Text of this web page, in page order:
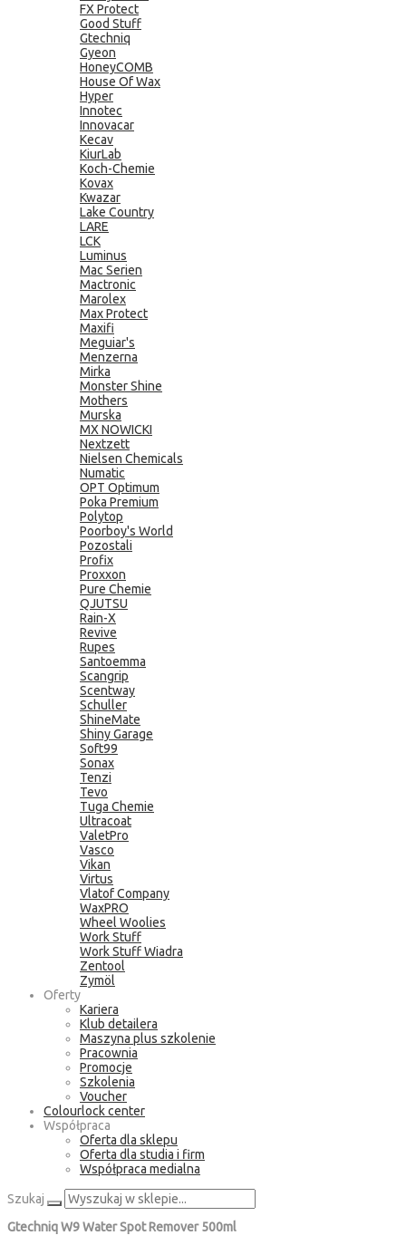
FX Protect
Good Stuff
Gtechniq
Gyeon
HoneyCOMB
House Of Wax
Hyper
Innotec
Innovacar
Kecav
KiurLab
Koch-Chemie
Kovax
Kwazar
Lake Country
LARE
LCK
Luminus
Mac Serien
Mactronic
Marolex
Max Protect
Maxifi
Meguiar's
Menzerna
Mirka
Monster Shine
Mothers
Murska
MX NOWICKI
Nextzett
Nielsen Chemicals
Numatic
OPT Optimum
Poka Premium
Polytop
Poorboy's World
Pozostali
Profix
Proxxon
Pure Chemie
QJUTSU
Rain-X
Revive
Rupes
Santoemma
Scangrip
Scentway
Schuller
ShineMate
Shiny Garage
Soft99
Sonax
Tenzi
Tevo
Tuga Chemie
Ultracoat
ValetPro
Vasco
Vikan
Virtus
Vlatof Company
WaxPRO
Wheel Woolies
Work Stuff
Work Stuff Wiadra
Zentool
Zymöl
Oferty
Kariera
Klub detailera
Maszyna plus szkolenie
Pracownia
Promocje
Szkolenia
Voucher
Colourlock center
Współpraca
Oferta dla sklepu
Oferta dla studia i firm
Współpraca medialna
Szukaj
Gtechniq W9 Water Spot Remover 500ml